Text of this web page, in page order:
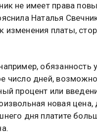
не имеет права
Наталья
изменения платы,
обязанность
число дней,
процент или
новая
дня платите